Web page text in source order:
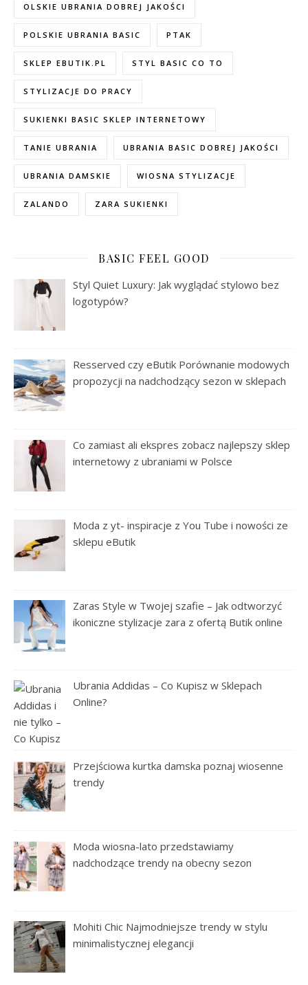
OLSKIE UBRANIA DOBREJ JAKOŚCI
POLSKIE UBRANIA BASIC PTAK
SKLEP EBUTIK.PL STYL BASIC CO TO
STYLIZACJE DO PRACY
SUKIENKI BASIC SKLEP INTERNETOWY
TANIE UBRANIA UBRANIA BASIC DOBREJ JAKOŚCI
UBRANIA DAMSKIE WIOSNA STYLIZACJE
ZALANDO ZARA SUKIENKI
BASIC FEEL GOOD
Styl Quiet Luxury: Jak wyglądać stylowo bez
logotypów?
Resserved czy eButik Porównanie modowych
propozycji na nadchodzący sezon w sklepach
Co zamiast ali ekspres zobacz najlepszy sklep
internetowy z ubraniami w Polsce
Moda z yt- inspiracje z You Tube i nowości ze
sklepu eButik
Zaras Style w Twojej szafie – Jak odtworzyć
ikoniczne stylizacje zara z ofertą Butik online
Ubrania Addidas – Co Kupisz w Sklepach
Online?
Przejściowa kurtka damska poznaj wiosenne
trendy
Moda wiosna-lato przedstawiamy
nadchodzące trendy na obecny sezon
Mohiti Chic Najmodniejsze trendy w stylu
minimalistycznej elegancji